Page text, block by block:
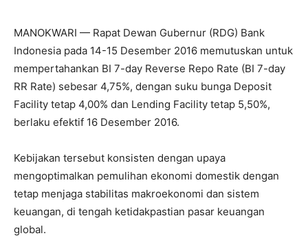
MANOKWARI — Rapat Dewan Gubernur (RDG) Bank
Indonesia pada 14-15 Desember 2016 memutuskan untuk
mempertahankan BI 7-day Reverse Repo Rate (BI 7-day
RR Rate) sebesar 4,75%, dengan suku bunga Deposit
Facility tetap 4,00% dan Lending Facility tetap 5,50%,
berlaku efektif 16 Desember 2016.
Kebijakan tersebut konsisten dengan upaya
mengoptimalkan pemulihan ekonomi domestik dengan
tetap menjaga stabilitas makroekonomi dan sistem
keuangan, di tengah ketidakpastian pasar keuangan
global.